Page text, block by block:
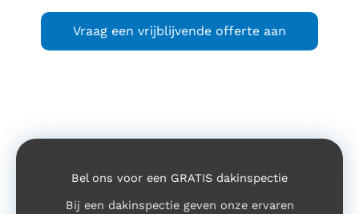
Vraag een vrijblijvende offerte aan
Bel ons voor een GRATIS dakinspectie
Bij een dakinspectie geven onze ervaren